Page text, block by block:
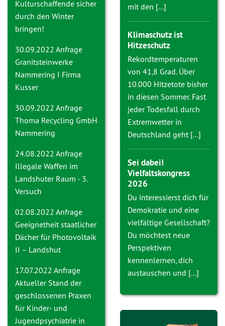
Kulturschaffende sicher
durch den Winter
bringen!
30.09.2022 Anfrage
Granitsteinwerke
Nammering I Firma
Kusser
30.09.2022 Anfrage
Thoma Recycling GmbH
Nammering
24.08.2022 Anfrage
Illegale Waffen im
Landshuter Raum - 3.
Versuch
02.08.2022 Anfrage
Geeignetheit staatlicher
Dächer für Photovoltaik
II – Landshut
17.07.2022 Anfrage
Aktueller Stand der
geschlossenen Praxen
für Kinder- und
Jugendpsychiatrie in
mit den [...]
Klimaschutz ist
Hitzeschutz
Rekordtemperaturen
von 41,8 Grad. Über
10.000 Hitzetote bisher
in diesen Sommer. Fast
jeder Todesfall durch
Extremwetter in
Deutschland geht [...]
Sei dabei!
Vielfaltskongress
2026
Du interessierst dich für
Demokratie und eine
vielfältige Gesellschaft?
Du möchtest neue
Perspektiven
kennenlernen, dich
austauschen und [...]